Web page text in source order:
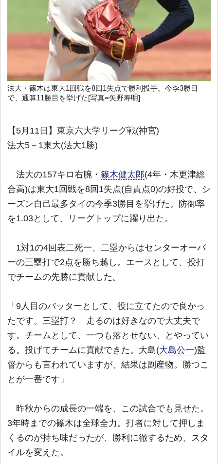
法大・篠木は東大1回戦を8回1失点で勝利投手。今季3勝目
で、通算11勝目を挙げた[写真=矢野寿明]
【5月11日】東京六大学リーグ戦(神宮)
法大5－1東大(法大1勝)
法大の157キロ右腕・ 篠木健太郎(4年・木更津総
合高)は東大1回戦を8回1失点(自責点0)の好投で、シ
ーズン自己最多タイの今季3勝目を挙げた。防御率
を1.03として、リーグトップに躍り出た。
1対1の4回表二死一、二塁からはセンターオーバ
ーの三塁打で2点を勝ち越し。エースとして、投打
でチームの先勝に貢献した。
「9人目のバッターとして、役に立てたので良かっ
たです。三塁打？ 走るのは好きなので大丈夫で
す。チームとして、一つも落とせない、とやってい
る。投げてチームに貢献できた。大島(大島公一)監
督からも言われていますが、結果は副産物。勝つこ
とが一番です」
昨秋からの成長の一端を、この試合でも見せた。
3年時までの篠木は全球全力。打者に対して押しま
くるのが持ち味だったが、勝利に徹するため、スタ
イルを変えた。